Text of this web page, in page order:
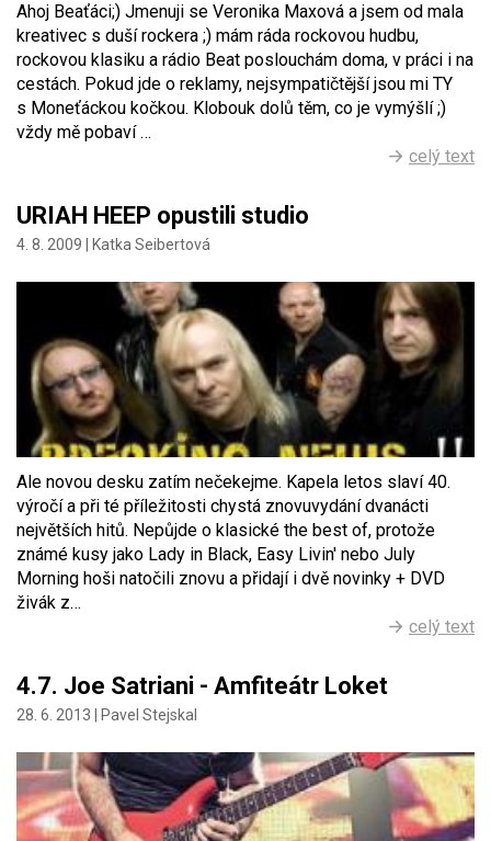
Ahoj Beaťáci;) Jmenuji se Veronika Maxová a jsem od mala
kreativec s duší rockera ;) mám ráda rockovou hudbu,
rockovou klasiku a rádio Beat poslouchám doma, v práci i na
cestách. Pokud jde o reklamy, nejsympatičtější jsou mi TY
s Moneťáckou kočkou. Klobouk dolů těm, co je vymýšlí ;)
vždy mě pobaví …
celý text
URIAH HEEP opustili studio
4. 8. 2009 | Katka Seibertová
Ale novou desku zatím nečekejme. Kapela letos slaví 40.
výročí a při té příležitosti chystá znovuvydání dvanácti
největších hitů. Nepůjde o klasické the best of, protože
známé kusy jako Lady in Black, Easy Livin' nebo July
Morning hoši natočili znovu a přidají i dvě novinky + DVD
živák z…
celý text
4.7. Joe Satriani - Amfiteátr Loket
28. 6. 2013 | Pavel Stejskal